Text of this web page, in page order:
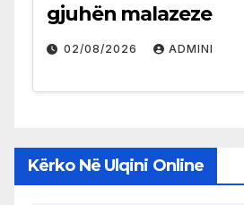
gjuhën malazeze
02/08/2026 ADMINI
Kërko Në Ulqini Online